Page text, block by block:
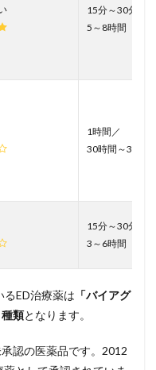
15分～30分／
5～8時間
1時間／
30時間～36時間
15分～30分／
3～6時間
ED治療薬は 「バイアグ
類となります。
認の医薬品です。2012